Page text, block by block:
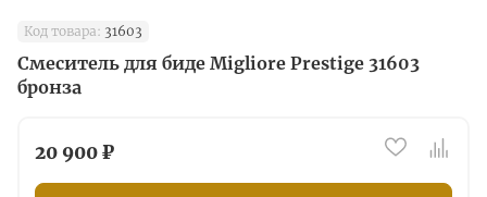
Код товара: 31603
Смеситель для биде Migliore Prestige 31603
бронза
20 900 ₽